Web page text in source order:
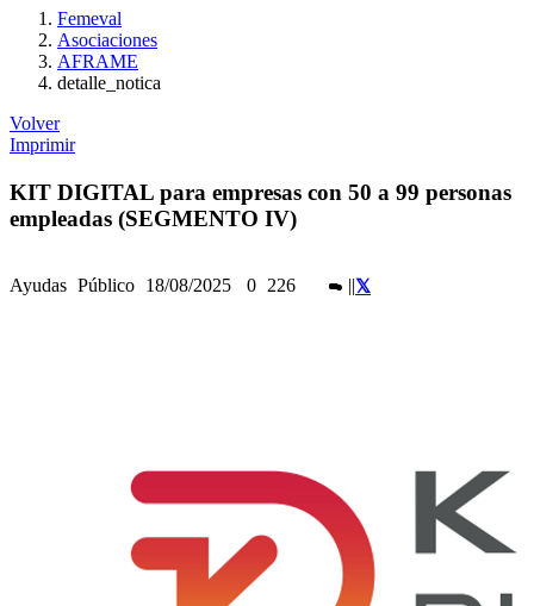
Femeval
Asociaciones
AFRAME
detalle_notica
Volver
Imprimir
KIT DIGITAL para empresas con 50 a 99 personas
empleadas (SEGMENTO IV)
Ayudas Público 18/08/2025 0 226